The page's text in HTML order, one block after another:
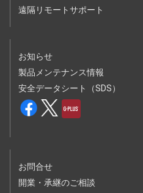
受講登録を行いますが、お客様
。
れかに該当する申込について
ります。
理由として本サービスの提供停
解除等の処分を受けている場合
団関係企業、総会屋、社会運動
うゴロ、特殊知能暴力集団、その
被保佐人または被補助人であっ
根拠により不適当と判断した場
遠隔リモートサポート
お知らせ
製品メンテナンス情報
安全データシート（SDS）
お問合せ
開業・承継のご相談